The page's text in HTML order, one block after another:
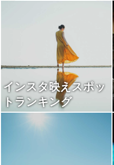
インスタ映えスポッ
トランキング